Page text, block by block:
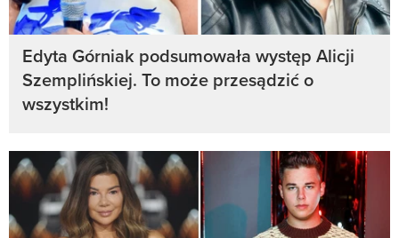
Edyta Górniak podsumowała występ Alicji
Szemplińskiej. To może przesądzić o
wszystkim!